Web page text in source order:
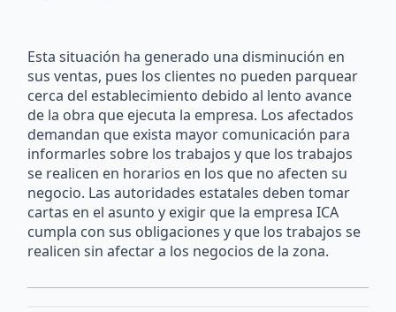
Esta situación ha generado una disminución en
sus ventas, pues los clientes no pueden parquear
cerca del establecimiento debido al lento avance
de la obra que ejecuta la empresa. Los afectados
demandan que exista mayor comunicación para
informarles sobre los trabajos y que los trabajos
se realicen en horarios en los que no afecten su
negocio. Las autoridades estatales deben tomar
cartas en el asunto y exigir que la empresa ICA
cumpla con sus obligaciones y que los trabajos se
realicen sin afectar a los negocios de la zona.